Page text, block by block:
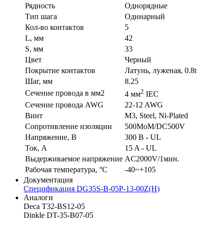
Рядность
Однорядные
Тип шага
Одинарный
Кол-во контактов
5
L, мм
42
S, мм
33
Цвет
Черный
Покрытие контактов
Латунь, луженая, 0.8t
Шаг, мм
8.25
Сечение провода в мм2
4 мм2 IEC
Сечение провода AWG
22-12 AWG
Винт
M3, Steel, Ni-Plated
Сопротивление изоляции
500MoM/DC500V
Напряжение, В
300 В - UL
Ток, А
15 A - UL
Выдерживаемое напряжение AC2000V/1мин.
Рабочая температура, °C
-40~+105
Документация
Спецификация DG35S-B-05P-13-00Z(H)
Аналоги
Deca T32-BS12-05
Dinkle DT-35-B07-05